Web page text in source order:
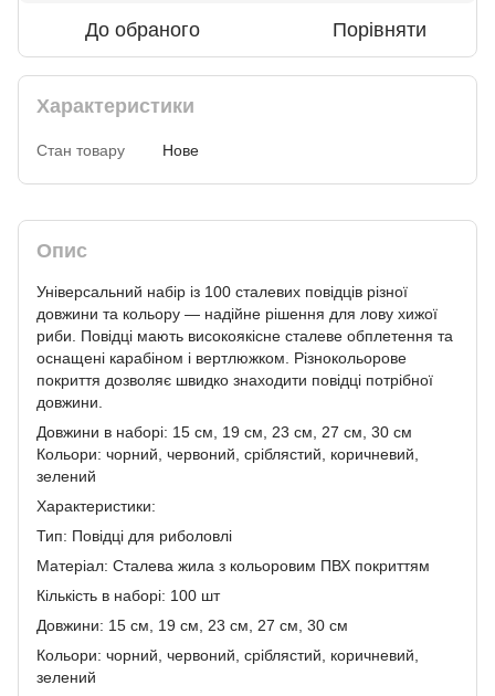
До обраного Порівняти
Характеристики
Стан товару Нове
Опис
Універсальний набір із 100 сталевих повідців різної
довжини та кольору — надійне рішення для лову хижої
риби. Повідці мають високоякісне сталеве обплетення та
оснащені карабіном і вертлюжком. Різнокольорове
покриття дозволяє швидко знаходити повідці потрібної
довжини.
Довжини в наборі: 15 см, 19 см, 23 см, 27 см, 30 см
Кольори: чорний, червоний, сріблястий, коричневий,
зелений
Характеристики:
Тип: Повідці для риболовлі
Матеріал: Сталева жила з кольоровим ПВХ покриттям
Кількість в наборі: 100 шт
Довжини: 15 см, 19 см, 23 см, 27 см, 30 см
Кольори: чорний, червоний, сріблястий, коричневий,
зелений